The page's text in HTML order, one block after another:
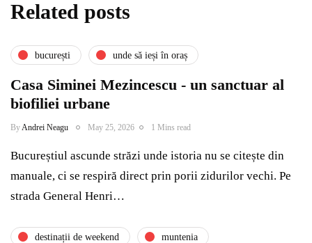
Related posts
bucurești unde să ieși în oraș
Casa Siminei Mezincescu - un sanctuar al
biofiliei urbane
ByAndrei Neagu May 25, 2026 1 Mins read
Bucureștiul ascunde străzi unde istoria nu se citește din
manuale, ci se respiră direct prin porii zidurilor vechi. Pe
strada General Henri…
destinații de weekend muntenia